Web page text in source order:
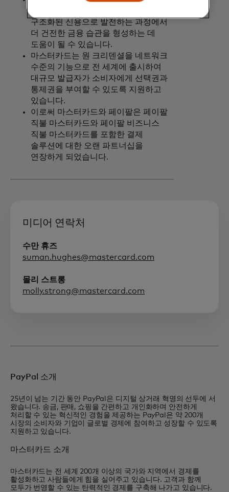
구조화된 신용으로 발전하는 과정에서
더 건전한 금융 습관을 형성하는 데
도움이 될 수 있습니다.
마스터카드는 원 크리덴셜을 네트워크
수준의 기능으로 전 세계에 출시하여
대규모 발급자가 소비자에게 선택권과
통제권을 부여할 수 있도록 지원하고
있습니다.
이로써 마스터카드와 페이팔은 페이팔
직불 마스터카드와 페이팔 비즈니스
직불 마스터카드를 포함한 결제
솔루션에 대한 오랜 파트너십을
연장하게 되었습니다.
미디어 연락처
수만 휴즈
suman.hughes@mastercard.com
몰리 스트롱
molly.strong@mastercard.com
PayPal 소개
25년이 넘는 기간 동안 PayPal은 디지털 상거래 혁명의 선두에 서
왔습니다. 송금, 판매, 쇼핑을 간편하고 개인화하며 안전하게
처리할 수 있는 혁신적인 경험을 제공하는 PayPal은 약 200개
시장의 소비자와 기업이 글로벌 경제에 참여하고 성장할 수 있도록
지원하고 있습니다.
마스터카드 소개
마스터카드는 전 세계 200개 이상의 국가와 지역에서 경제를
활성화하고 사람들에게 힘을 실어주고 있습니다. 고객과 함께
모두가 번영할 수 있는 탄력적인 경제를 구축해 나가고 있습니다.